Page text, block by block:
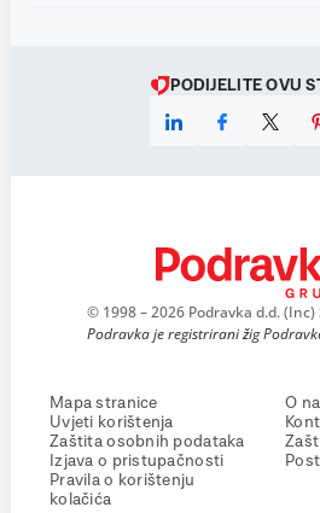
PODIJELITE OVU
© 1998 – 2026 Podravka d.d.
Podravka je registrirani žig
Mapa stranice
Uvjeti korištenja
Zaštita osobnih podataka
Izjava o pristupačnosti
Pravila o korištenju
kolačića
O